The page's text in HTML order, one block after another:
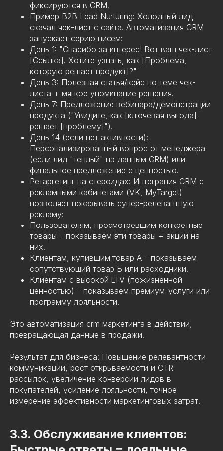
фиксируются в CRM.
Пример B2B Lead Nurturing: Холодный лид
скачал чек-лист с сайта. Автоматизация CRM
запускает серию писем:
День 1: "Спасибо за интерес! Вот ваш чек-лист
[Ссылка]. Хотите узнать, как [Проблема,
которую решает продукт]?"
День 3: Полезная статья/кейс по теме чек-
листа + мягкое упоминание решения.
День 7: Предложение вебинара/демонстрации
продукта ("Увидите, как [ключевая выгода]
решает [проблему]").
День 14 (если нет активности):
Персонализированный вопрос от менеджера
(если лид "теплый" по данным CRM) или
финальное предложение с ценностью.
Ретаргетинг на стероидах: Интеграция CRM с
рекламными кабинетами (VK, MyTarget)
позволяет показывать супер-релевантную
рекламу:
Пользователям, просмотревшим конкретные
товары – показываем эти товары + акции на
них.
Клиентам, купившим товар А – показываем
сопутствующий товар Б или расходники.
Клиентам с высокой LTV (пожизненной
ценностью) – показываем премиум-услуги или
программу лояльности.
Это автоматизация crm маркетинга в действии,
превращающая данные в продажи.
Результат для бизнеса: Повышение релевантности
коммуникации, рост открываемости и CTR
рассылок, увеличение конверсии лидов в
покупателей, усиление лояльности, точное
измерение эффективности маркетинговых затрат.
3.3. Обслуживание клиентов: